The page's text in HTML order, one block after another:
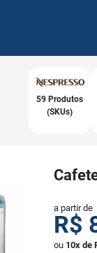
59 Produtos
(SKUs)
a partir de
R$
ou 10x de